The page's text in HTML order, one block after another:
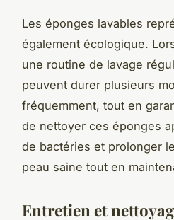
Les éponges lavables
également écologique.
une routine de lavage
peuvent durer plusieurs
fréquemment, tout en
de nettoyer ces éponges
de bactéries et prolonger
peau saine tout en
Entretien et